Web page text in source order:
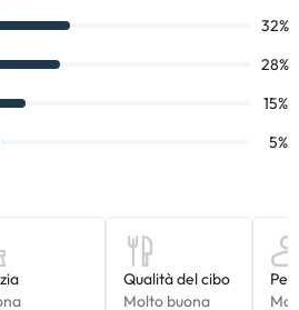
è diversa a seconda
(TipoA)
cucina completamente
bagno e sala da pranzo con divano
(30m2) (Tipo B1):cucina